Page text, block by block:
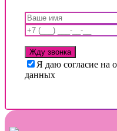
Я даю согласие на
данных